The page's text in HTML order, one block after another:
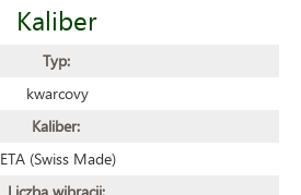
Kaliber
Typ:
kwarcovy
Kaliber:
ETA (Swiss Made)
Liczba wibracji: